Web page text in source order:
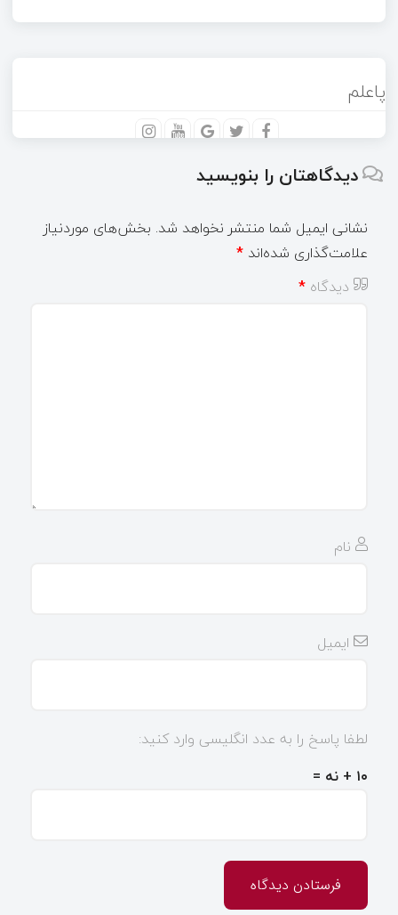
پاعلم
دیدگاهتان را بنویسید
نشانی ایمیل شما منتشر نخواهد شد. بخش‌های موردنیاز
علامت‌گذاری شده‌اند *
دیدگاه *
نام
ایمیل
لطفا پاسخ را به عدد انگلیسی وارد کنید:
۱۰ + نه =